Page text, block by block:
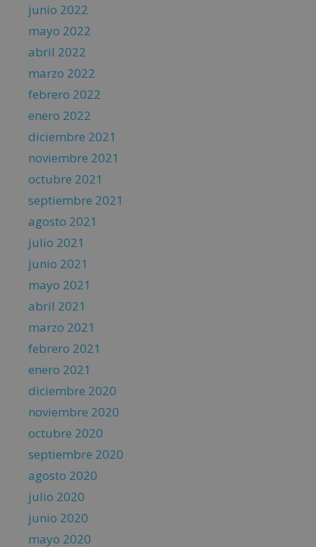
junio 2022
mayo 2022
abril 2022
marzo 2022
febrero 2022
enero 2022
diciembre 2021
noviembre 2021
octubre 2021
septiembre 2021
agosto 2021
julio 2021
junio 2021
mayo 2021
abril 2021
marzo 2021
febrero 2021
enero 2021
diciembre 2020
noviembre 2020
octubre 2020
septiembre 2020
agosto 2020
julio 2020
junio 2020
mayo 2020